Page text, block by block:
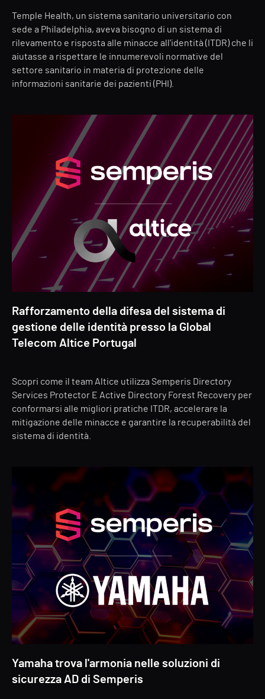
Temple Health, un sistema sanitario universitario con
sede a Philadelphia, aveva bisogno di un sistema di
rilevamento e risposta alle minacce all'identità (ITDR) che li
aiutasse a rispettare le innumerevoli normative del
settore sanitario in materia di protezione delle
informazioni sanitarie dei pazienti (PHI).
Rafforzamento della difesa del sistema di
gestione delle identità presso la Global
Telecom Altice Portugal
Scopri come il team Altice utilizza Semperis Directory
Services Protector E Active Directory Forest Recovery per
conformarsi alle migliori pratiche ITDR, accelerare la
mitigazione delle minacce e garantire la recuperabilità del
sistema di identità.
Yamaha trova l'armonia nelle soluzioni di
sicurezza AD di Semperis